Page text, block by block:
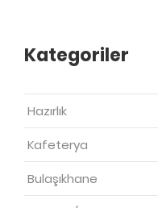
Kategoriler
Hazırlık
Kafeterya
Bulaşıkhane